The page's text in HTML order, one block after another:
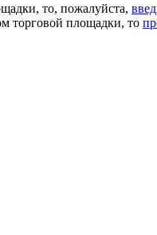
то, пожалуйста,
торговой площадки, то